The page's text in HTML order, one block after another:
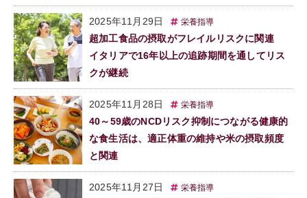
2025年11月29日 栄養指導
超加工食品の摂取がフレイルリスクに関連
イタリアで16年以上の追跡期間を通してリス
クが継続
2025年11月28日 栄養指導
40～59歳のNCDリスク抑制につながる健康的
な食生活は、適正体重の維持や米の摂取頻度
と関連
2025年11月27日 栄養指導